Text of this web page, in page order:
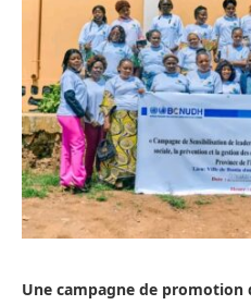
Une campagne de promotion